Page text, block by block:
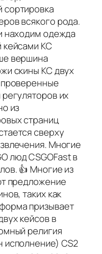
всякого рода.
находим одежда
кейсами КС
вершина
скины КС двух
проверенные
их
из
страниц
сверху
Многие
люд CSGOFast в
👍 Многие из
предложение
таких как
призывает
кейсов в
религия
исполнение) CS2